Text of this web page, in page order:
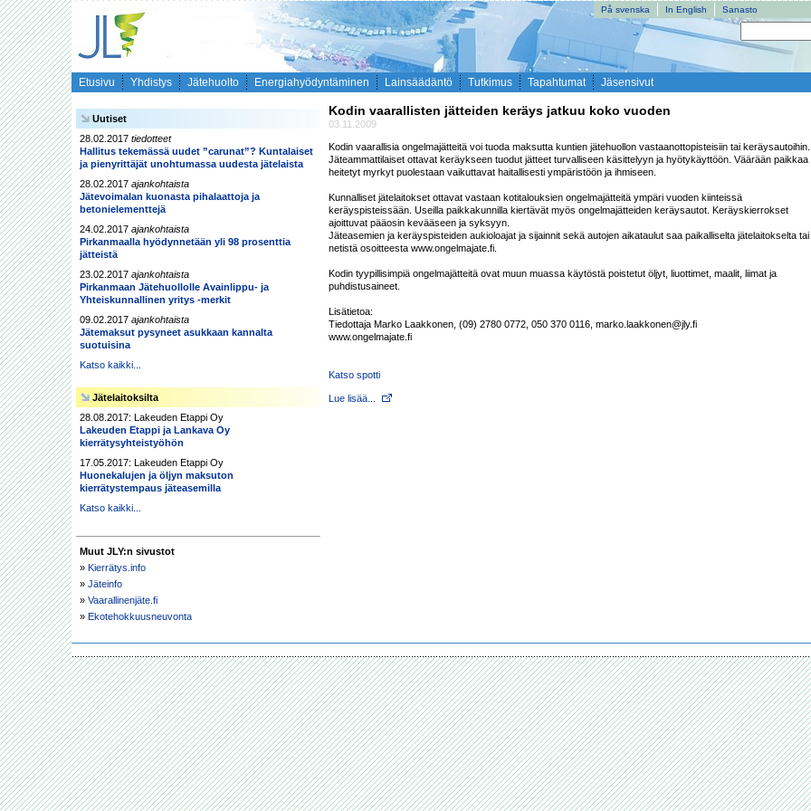
På svenska In English Sanasto
Etusivu Yhdistys Jätehuolto Energiahyödyntäminen Lainsäädäntö Tutkimus Tapahtumat Jäsensivut
Uutiset
28.02.2017 tiedotteet
Hallitus tekemässä uudet ”carunat”? Kuntalaiset
ja pienyrittäjät unohtumassa uudesta jätelaista
28.02.2017 ajankohtaista
Jätevoimalan kuonasta pihalaattoja ja
betonielementtejä
24.02.2017 ajankohtaista
Pirkanmaalla hyödynnetään yli 98 prosenttia
jätteistä
23.02.2017 ajankohtaista
Pirkanmaan Jätehuollolle Avainlippu- ja
Yhteiskunnallinen yritys -merkit
09.02.2017 ajankohtaista
Jätemaksut pysyneet asukkaan kannalta
suotuisina
Katso kaikki...
Jätelaitoksilta
28.08.2017: Lakeuden Etappi Oy
Lakeuden Etappi ja Lankava Oy
kierrätysyhteistyöhön
17.05.2017: Lakeuden Etappi Oy
Huonekalujen ja öljyn maksuton
kierrätystempaus jäteasemilla
Katso kaikki...
Muut JLY:n sivustot
» Kierrätys.info
» Jäteinfo
» Vaarallinenjäte.fi
» Ekotehokkuusneuvonta
Kodin vaarallisten jätteiden keräys jatkuu koko vuoden
03.11.2009
Kodin vaarallisia ongelmajätteitä voi tuoda maksutta kuntien jätehuollon vastaanottopisteisiin tai keräysautoihin.
Jäteammattilaiset ottavat keräykseen tuodut jätteet turvalliseen käsittelyyn ja hyötykäyttöön. Väärään paikkaa
heitetyt myrkyt puolestaan vaikuttavat haitallisesti ympäristöön ja ihmiseen.
Kunnalliset jätelaitokset ottavat vastaan kotitalouksien ongelmajätteitä ympäri vuoden kiinteissä
keräyspisteissään. Useilla paikkakunnilla kiertävät myös ongelmajätteiden keräysautot. Keräyskierrokset
ajoittuvat pääosin kevääseen ja syksyyn.
Jäteasemien ja keräyspisteiden aukioloajat ja sijainnit sekä autojen aikataulut saa paikalliselta jätelaitokselta tai
netistä osoitteesta www.ongelmajate.fi.
Kodin tyypillisimpiä ongelmajätteitä ovat muun muassa käytöstä poistetut öljyt, liuottimet, maalit, liimat ja
puhdistusaineet.
Lisätietoa:
Tiedottaja Marko Laakkonen, (09) 2780 0772, 050 370 0116, marko.laakkonen@jly.fi
www.ongelmajate.fi
Katso spotti
Lue lisää...